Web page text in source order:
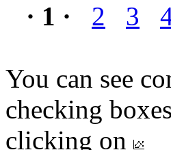
· 1 · 2 3
You can see
checking
clicking on